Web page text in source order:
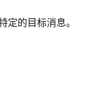
的目标消息。